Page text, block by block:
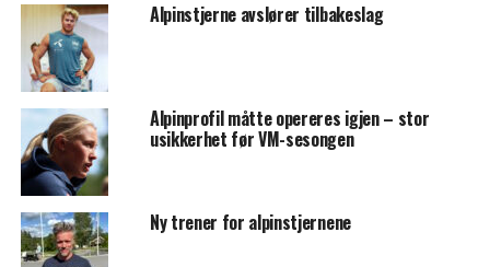
Alpinstjerne avslører tilbakeslag
Alpinprofil måtte opereres igjen – stor
usikkerhet før VM-sesongen
Ny trener for alpinstjernene